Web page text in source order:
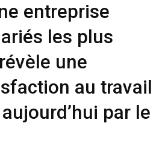
entreprise
les plus
une
au travail
par le